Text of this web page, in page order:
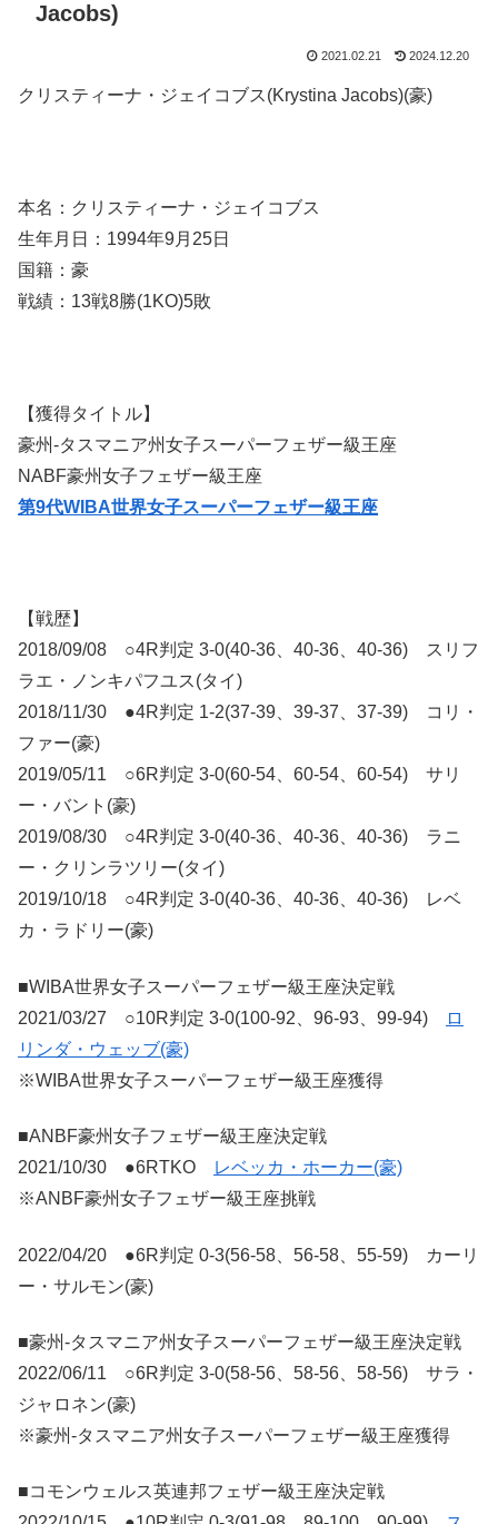
Jacobs)
2021.02.21 2024.12.20
クリスティーナ・ジェイコブス(Krystina Jacobs)(豪)
本名：クリスティーナ・ジェイコブス
生年月日：1994年9月25日
国籍：豪
戦績：13戦8勝(1KO)5敗
【獲得タイトル】
豪州-タスマニア州女子スーパーフェザー級王座
NABF豪州女子フェザー級王座
第9代WIBA世界女子スーパーフェザー級王座
【戦歴】
2018/09/08 ○4R判定 3-0(40-36、40-36、40-36) スリフ
ラエ・ノンキパフユス(タイ)
2018/11/30 ●4R判定 1-2(37-39、39-37、37-39) コリ・
ファー(豪)
2019/05/11 ○6R判定 3-0(60-54、60-54、60-54) サリ
ー・バント(豪)
2019/08/30 ○4R判定 3-0(40-36、40-36、40-36) ラニ
ー・クリンラツリー(タイ)
2019/10/18 ○4R判定 3-0(40-36、40-36、40-36) レベ
カ・ラドリー(豪)
■WIBA世界女子スーパーフェザー級王座決定戦
2021/03/27 ○10R判定 3-0(100-92、96-93、99-94)
ロ
リンダ・ウェッブ(豪)
※WIBA世界女子スーパーフェザー級王座獲得
■ANBF豪州女子フェザー級王座決定戦
2021/10/30 ●6RTKO
レベッカ・ホーカー(豪)
※ANBF豪州女子フェザー級王座挑戦
2022/04/20 ●6R判定 0-3(56-58、56-58、55-59) カーリ
ー・サルモン(豪)
■豪州-タスマニア州女子スーパーフェザー級王座決定戦
2022/06/11 ○6R判定 3-0(58-56、58-56、58-56) サラ・
ジャロネン(豪)
※豪州-タスマニア州女子スーパーフェザー級王座獲得
■コモンウェルス英連邦フェザー級王座決定戦